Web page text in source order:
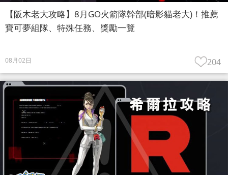
【阪木老大攻略】8月GO火箭隊幹部(暗影貓老大)！推薦
寶可夢組隊、特殊任務、獎勵一覽
08月02日 204